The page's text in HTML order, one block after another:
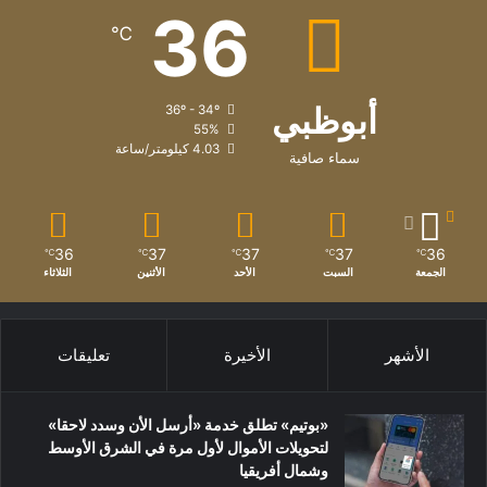
أبوظبي
سماء صافية
36
℃
36º - 34º
55%
4.03 كيلومتر/ساعة
36
℃
الجمعة
37
℃
السبت
37
℃
الأحد
37
℃
الأثنين
36
℃
الثلاثاء
الأشهر الأخيرة تعليقات
«بوتيم» تطلق خدمة «أرسل الأن وسدد لاحقا»
لتحويلات الأموال لأول مرة في الشرق الأوسط
وشمال أفريقيا